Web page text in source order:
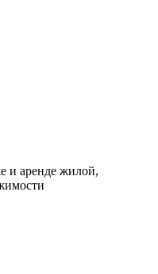
и аренде жилой,